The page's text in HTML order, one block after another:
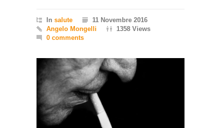
In salute
11 Novembre 2016
Angelo Mongelli
1358 Views
0 comments